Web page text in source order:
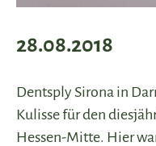
28.08.2018
Dentsply Sirona in
Kulisse für den
Hessen-Mitte. Hier